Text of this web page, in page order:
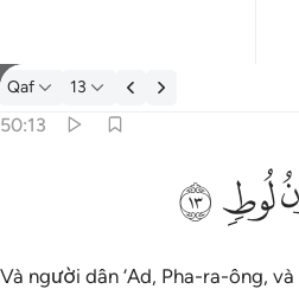
Tafsir: Qaf 50:13
Qaf 13
50:13
وَعَادٌۭ وَفِرْعَوْنُ وَإِخْوَٰنُ لُوطٍۢ ١٣
ﲶﲷ
Và người dân ‘Ad, Pha-ra-ông,